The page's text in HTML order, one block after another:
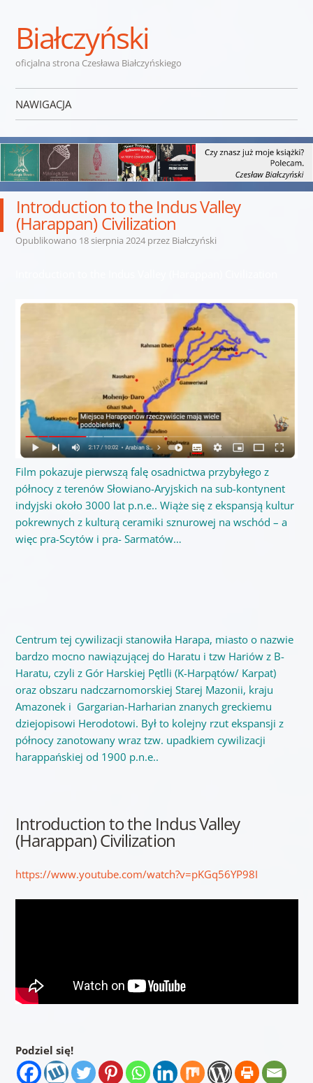
Białczyński
oficjalna strona Czesława Białczyńskiego
NAWIGACJA
Introduction to the Indus Valley
(Harappan) Civilization
Opublikowano 18 sierpnia 2024przez Białczyński
Film pokazuje pierwszą falę osadnictwa przybyłego z
północy z terenów Słowiano-Aryjskich na sub-kontynent
indyjski około 3000 lat p.n.e.. Wiąże się z ekspansją kultur
pokrewnych z kulturą ceramiki sznurowej na wschód – a
więc pra-Scytów i pra- Sarmatów…
Centrum tej cywilizacji stanowiła Harapa, miasto o nazwie
bardzo mocno nawiązującej do Haratu i tzw Hariów z B-
Haratu, czyli z Gór Harskiej Pętlli (K-Harpątów/ Karpat)
oraz obszaru nadczarnomorskiej Starej Mazonii, kraju
Amazonek i Gargarian-Harharian znanych greckiemu
dziejopisowi Herodotowi. Był to kolejny rzut ekspansji z
północy zanotowany wraz tzw. upadkiem cywilizacji
harappańskiej od 1900 p.n.e..
Introduction to the Indus Valley
(Harappan) Civilization
https://www.youtube.com/watch?v=pKGq56YP98I
Podziel się!